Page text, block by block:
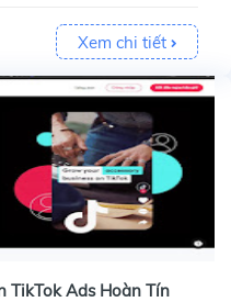
Xem chi tiết
TikTok Ads Hoàn Tín